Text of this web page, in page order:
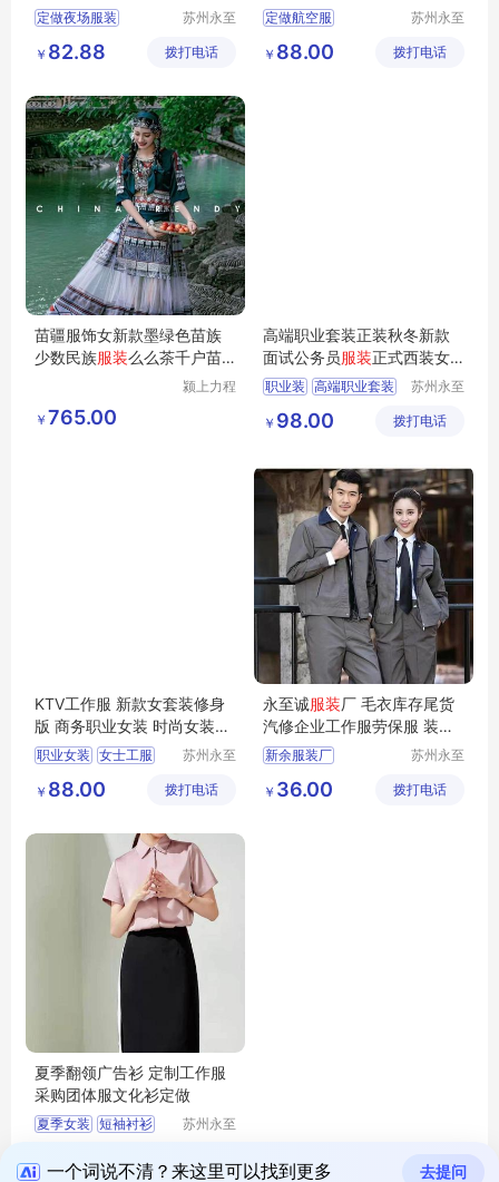
技师服套装
定做夜场服装
KTV服装 小姐服装
苏州永至
限公司
￥ 82.88 拨打电话
定做航空服
东方航空服定做
苏州永至
限公司
￥ 88.00 拨打电话
苗疆服饰女新款墨绿色苗族
少数民族服装么么茶千户苗
颍上力程
￥ 765.00
高端职业套装正装秋冬新款
面试公务员服装正式西装女
工作装
职业装 高端职业套装
女工作装 正式西装
苏州永至
限公司
￥ 98.00 拨打电话
KTV工作服 新款女套装修身
版 商务职业女装 时尚女装西
装外套
职业女装 女士工服
夏季工作服
苏州永至
限公司
￥ 88.00 拨打电话
永至诚服装厂 毛衣库存尾货
汽修企业工作服劳保服 装定
制刺绣
新余服装厂
苏州永至
限公司
￥ 36.00 拨打电话
夏季翻领广告衫 定制工作服
采购团体服文化衫定做
夏季女装 短袖衬衫
夏季工作服
苏州永至
限公司
￥ 55.00 拨打电话
一个词说不清？来这里可以找到更多 去提问